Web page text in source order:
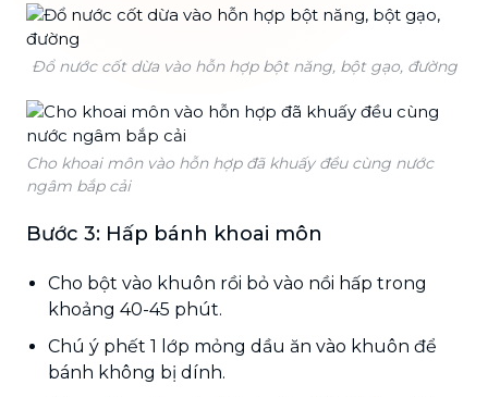
Đổ nước cốt dừa vào hỗn hợp bột năng, bột gạo, đường
Cho khoai môn vào hỗn hợp đã khuấy đều cùng nước
ngâm bắp cải
Bước 3: Hấp bánh khoai môn
Cho bột vào khuôn rồi bỏ vào nồi hấp trong
khoảng 40-45 phút.
Chú ý phết 1 lớp mỏng dầu ăn vào khuôn để
bánh không bị dính.